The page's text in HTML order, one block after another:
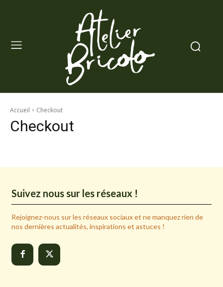
Accueil Checkout
Checkout
Suivez nous sur les réseaux !
Rejoignez-nous sur les réseaux sociaux et ne manquez rien de
nos dernières actualités, inspirations et astuces !